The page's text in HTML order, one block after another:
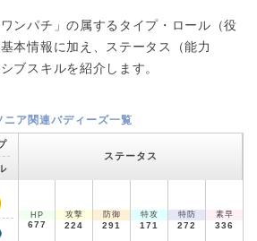
ンパチ」の属するタイプ・ロール（役
本情報に加え、ステータス（能力
ブスキルを紹介します。
ア関連バディーズ一覧
ステータス
HP
677
攻撃
224
防御
291
特攻
171
特防
272
素早
336